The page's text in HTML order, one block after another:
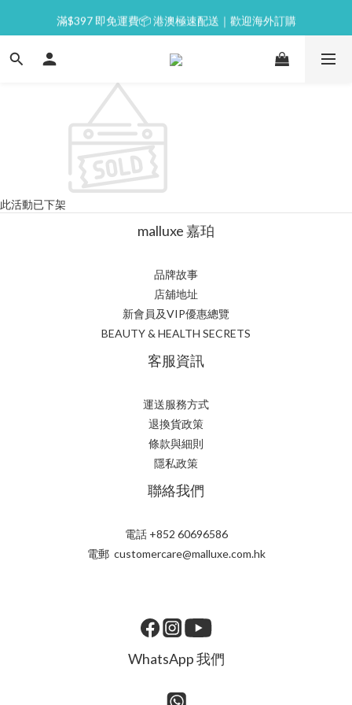
⭐逢星期一malluxe day｜7%購物金回贈
滿$397 即免運費📦 港澳極速配送｜歡迎海外訂購
💙新會員｜首單即減 $50💰
⭐逢星期一malluxe day｜7%購物金回贈
此活動已下架
malluxe 嘉珀
品牌故事
店舖地址
新會員及VIP優惠總覽
BEAUTY & HEALTH SECRETS
客服資訊
運送服務方式
退換貨政策
條款與細則
隱私政策
聯絡我們
電話 +852 60696586
電郵 customercare@malluxe.com.hk
WhatsApp 我們